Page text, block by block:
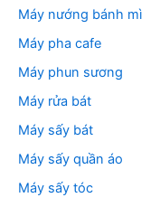
Máy nướng bánh mì
Máy pha cafe
Máy phun sương
Máy rửa bát
Máy sấy bát
Máy sấy quần áo
Máy sấy tóc